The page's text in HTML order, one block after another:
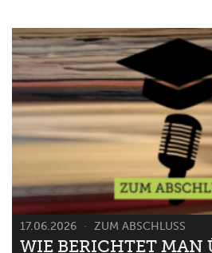
17.06.2026 ZUM ABSCHLUSS
WIE BERICHTET MAN